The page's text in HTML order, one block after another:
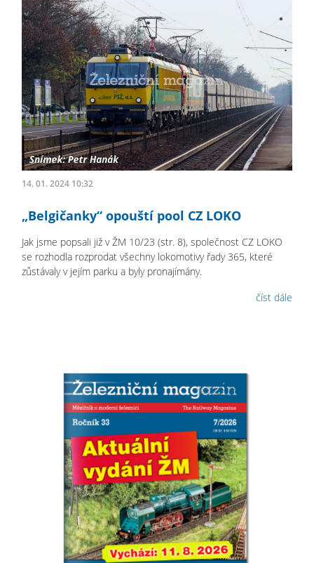
14. 01. 2024 10:32
„Belgičanky“ opouští pool CZ LOKO
Jak jsme popsali již v ŽM 10/23 (str. 8), společnost CZ LOKO
se rozhodla rozprodat všechny lokomotivy řady 365, které
zůstávaly v jejím parku a byly pronajímány.
číst dále